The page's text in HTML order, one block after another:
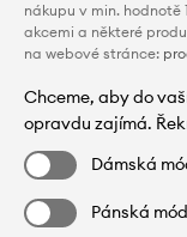
nákupu v min. hodnotě
akcemi a některé
na webové stránce:
Chceme, aby do
opravdu zajímá.
Dámská
Pánská